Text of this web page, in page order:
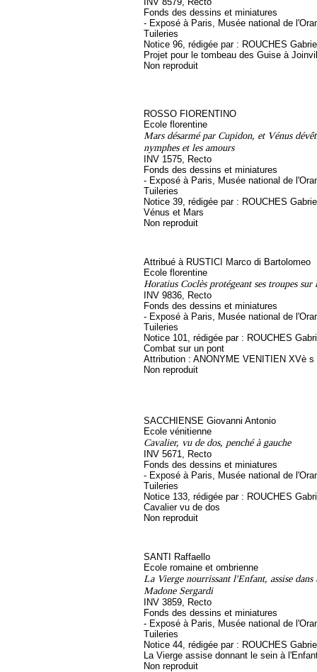
Fonds des dessins et miniatures
- Exposé à Paris, Musée national de
Tuileries
Notice 96, rédigée par : ROUCHES
Projet pour le tombeau des Guise à
Non reproduit
ROSSO FIORENTINO
Ecole florentine
Mars désarmé par Cupidon, et Vénus
nymphes et les amours
INV 1575, Recto
Fonds des dessins et miniatures
- Exposé à Paris, Musée national de
Tuileries
Notice 39, rédigée par : ROUCHES
Vénus et Mars
Non reproduit
Attribué à RUSTICI Marco di Bartolomeo
Ecole florentine
Horatius Coclès protégeant ses troupes
INV 9836, Recto
Fonds des dessins et miniatures
- Exposé à Paris, Musée national de
Tuileries
Notice 101, rédigée par : ROUCHES
Combat sur un pont
Attribution : ANONYME VENITIEN XVè s
Non reproduit
SACCHIENSE Giovanni Antonio
Ecole vénitienne
Cavalier, vu de dos, penché à gauche
INV 5671, Recto
Fonds des dessins et miniatures
- Exposé à Paris, Musée national de
Tuileries
Notice 133, rédigée par : ROUCHES
Cavalier vu de dos
Non reproduit
SANTI Raffaello
Ecole romaine et ombrienne
La Vierge nourrissant l'Enfant, assise dans
Madone Sergardi
INV 3859, Recto
Fonds des dessins et miniatures
- Exposé à Paris, Musée national de
Tuileries
Notice 44, rédigée par : ROUCHES
La Vierge assise donnant le sein à
Non reproduit